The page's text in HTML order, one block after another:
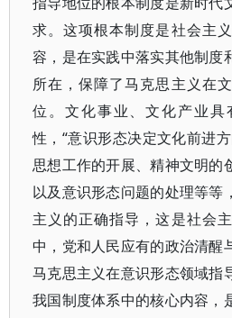
求。这项根本制度是社会主
容，是在实践中落实其他制度
所在，保障了马克思主义在
位。文化事业、文化产业具
性，“意识形态决定文化前进
思想工作的开展、精神文明的
以及意识形态问题的处理等等
主义的正确指导，这是社会
中，党和人民应有的政治清醒
马克思主义在意识形态领域指
我国制度体系中的核心内容，